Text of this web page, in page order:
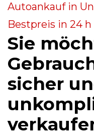
Autoankauf in
Bestpreis in 24 h
Sie
sicher